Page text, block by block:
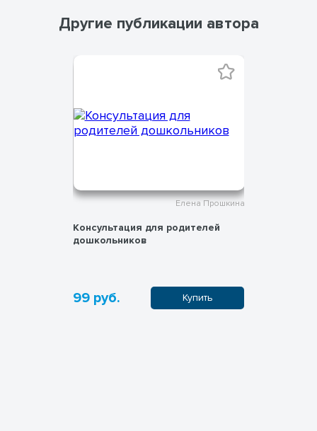
Другие публикации автора
Елена Прошкина
Консультация для родителей
дошкольников
99 руб. Купить